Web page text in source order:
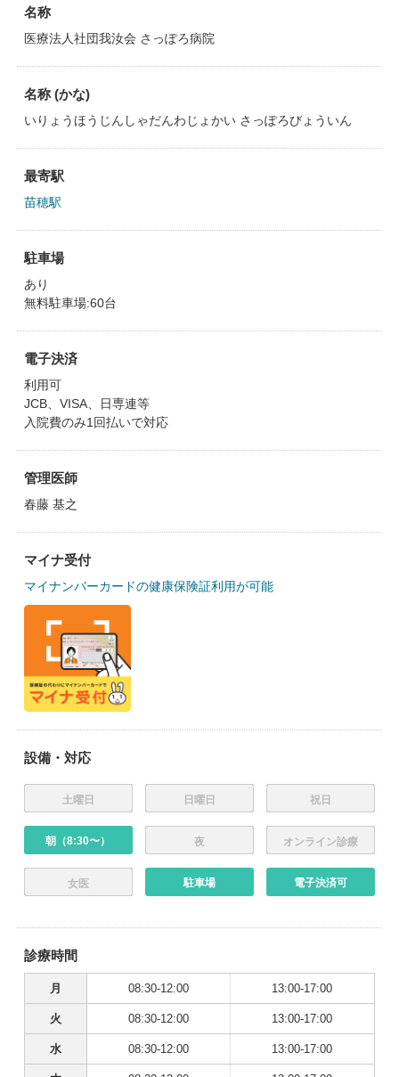
名称
医療法人社団我汝会 さっぽろ病院
名称 (かな)
いりょうほうじんしゃだんわじょかい さっぽろびょういん
最寄駅
苗穂駅
駐車場
あり
無料駐車場:60台
電子決済
利用可
JCB、VISA、日専連等
入院費のみ1回払いで対応
管理医師
春藤 基之
マイナ受付
マイナンバーカードの健康保険証利用が可能
設備・対応
土曜日 日曜日 祝日
朝（8:30〜） 夜 オンライン診療
女医 駐車場 電子決済可
診療時間
月 08:30-12:00 13:00-17:00
火 08:30-12:00 13:00-17:00
水 08:30-12:00 13:00-17:00